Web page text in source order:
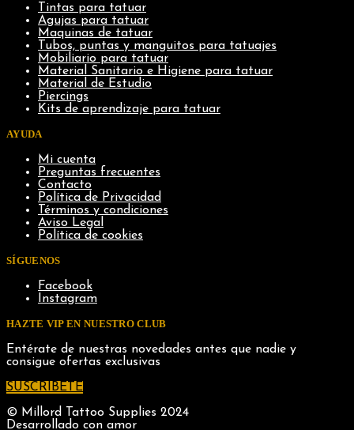
Tintas para tatuar
Agujas para tatuar
Maquinas de tatuar
Tubos, puntas y manguitos para tatuajes
Mobiliario para tatuar
Material Sanitario e Higiene para tatuar
Material de Estudio
Piercings
Kits de aprendizaje para tatuar
AYUDA
Mi cuenta
Preguntas frecuentes
Contacto
Política de Privacidad
Términos y condiciones
Aviso Legal
Política de cookies
SÍGUENOS
Facebook
Instagram
HAZTE VIP EN NUESTRO CLUB
Entérate de nuestras novedades antes que nadie y
consigue ofertas exclusivas
SUSCRIBETE
© Millord Tattoo Supplies 2024
Desarrollado con amor